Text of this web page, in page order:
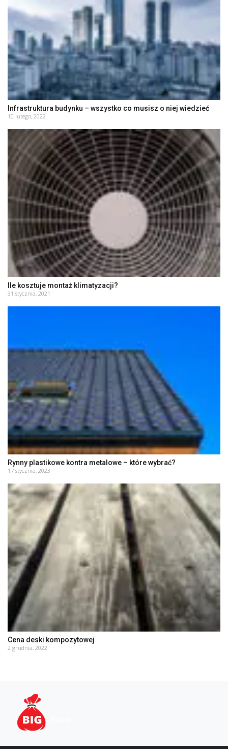
Infrastruktura budynku – wszystko co musisz o niej wiedzieć
10 lutego, 2022
Ile kosztuje montaż klimatyzacji?
31 stycznia, 2021
Rynny plastikowe kontra metalowe – które wybrać?
17 stycznia, 2023
Cena deski kompozytowej
2 grudnia, 2022